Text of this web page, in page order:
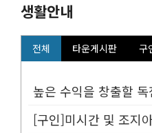
생활안내
전체 타운게시판 구